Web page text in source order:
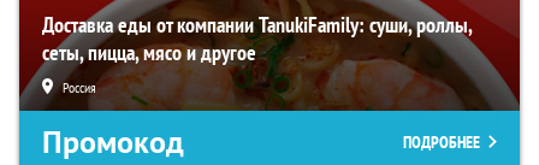
Доставка еды от компании TanukiFamily: суши, роллы,
сеты, пицца, мясо и другое
Россия
Промокод ПОДРОБНЕЕ